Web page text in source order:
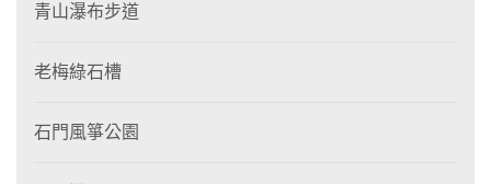
青山瀑布步道
老梅綠石槽
石門風箏公園